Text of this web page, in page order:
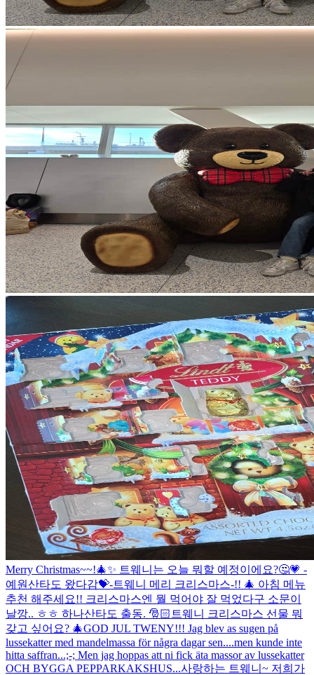
Merry Christmas~~!🎄✨ 트웨니는 오늘 뭐할 예정이에요?🤔💗 -
예원산타도 왔다감💝-트웨니 메리 크리스마스-!! 🎄 아침 메뉴
추천 해주세요!! 크리스마스엔 뭘 먹어야 잘 먹었다구 소문이
날깡.. ㅎㅎ 하나산타도 출동. 🎅🏻 트웨니 크리스마스 선물 뭐
갖고 싶어요? 🎄GOD JUL TWENY!!! Jag blev as sugen på
lussekatter med mandelmassa för några dagar sen....men kunde inte
hitta saffran...;-; Men jag hoppas att ni fick äta massor av lussekatter
OCH BYGGA PEPPARKAKSHUS...사랑하는 트웨니~ 저희가